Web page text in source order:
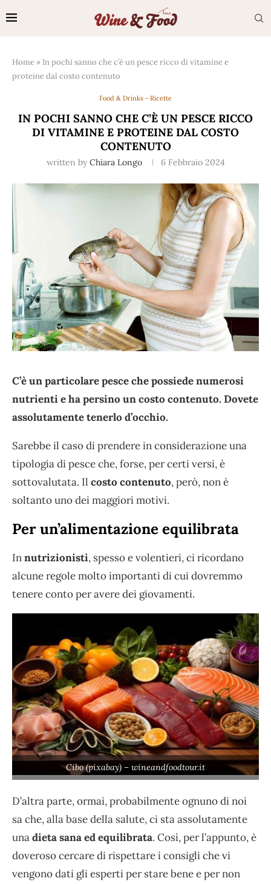
Home » In pochi sanno che c’è un pesce ricco di vitamine e
proteine dal costo contenuto
Food & Drinks - Ricette
IN POCHI SANNO CHE C’È UN PESCE RICCO
DI VITAMINE E PROTEINE DAL COSTO
CONTENUTO
written by Chiara Longo 6 Febbraio 2024
C’è un particolare pesce che possiede numerosi
nutrienti e ha persino un costo contenuto. Dovete
assolutamente tenerlo d’occhio.
Sarebbe il caso di prendere in considerazione una
tipologia di pesce che, forse, per certi versi, è
sottovalutata. Il costo contenuto, però, non è
soltanto uno dei maggiori motivi.
Per un’alimentazione equilibrata
Innutrizionisti, spesso e volentieri, ci ricordano
alcune regole molto importanti di cui dovremmo
tenere conto per avere dei giovamenti.
Cibo (pixabay) – wineandfoodtour.it
D’altra parte, ormai, probabilmente ognuno di noi
sa che, alla base della salute, ci sta assolutamente
unadieta sana ed equilibrata. Così, per l’appunto, è
doveroso cercare di rispettare i consigli che vi
vengono dati gli esperti per stare bene e per non